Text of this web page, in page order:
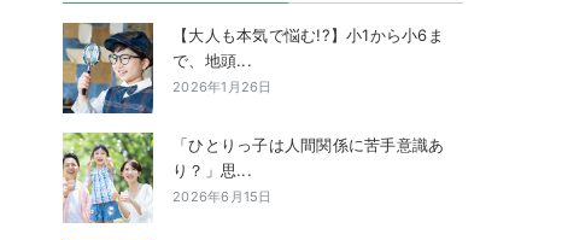
【大人も本気で悩む!?】小1から小6ま
で、地頭...
2026年1月26日
「ひとりっ子は人間関係に苦手意識あ
り？」思...
2026年6月15日